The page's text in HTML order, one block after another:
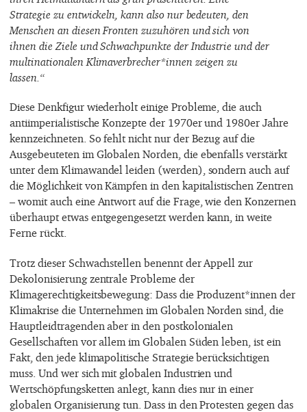
Strategie zu entwickeln, kann also nur bedeuten, den
Menschen an diesen Fronten zuzuhören und sich von
ihnen die Ziele und Schwachpunkte der Industrie und der
multinationalen Klimaverbrecher*innen zeigen zu
lassen.“
Diese Denkfigur wiederholt einige Probleme, die auch
antiimperialistische Konzepte der 1970er und 1980er Jahre
kennzeichneten. So fehlt nicht nur der Bezug auf die
Ausgebeuteten im Globalen Norden, die ebenfalls verstärkt
unter dem Klimawandel leiden (werden), sondern auch auf
die Möglichkeit von Kämpfen in den kapitalistischen Zentren
– womit auch eine Antwort auf die Frage, wie den Konzernen
überhaupt etwas entgegengesetzt werden kann, in weite
Ferne rückt.
Trotz dieser Schwachstellen benennt der Appell zur
Dekolonisierung zentrale Probleme der
Klimagerechtigkeitsbewegung: Dass die Produzent*innen der
Klimakrise die Unternehmen im Globalen Norden sind, die
Hauptleidtragenden aber in den postkolonialen
Gesellschaften vor allem im Globalen Süden leben, ist ein
Fakt, den jede klimapolitische Strategie berücksichtigen
muss. Und wer sich mit globalen Industrien und
Wertschöpfungsketten anlegt, kann dies nur in einer
globalen Organisierung tun. Dass in den Protesten gegen das